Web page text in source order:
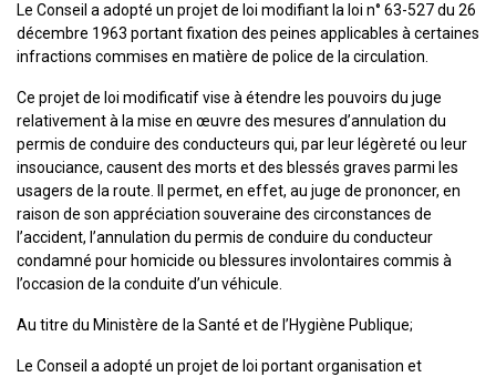
Le Conseil a adopté un projet de loi modifiant la loi n° 63-527 du 26
décembre 1963 portant fixation des peines applicables à certaines
infractions commises en matière de police de la circulation.
Ce projet de loi modificatif vise à étendre les pouvoirs du juge
relativement à la mise en œuvre des mesures d’annulation du
permis de conduire des conducteurs qui, par leur légèreté ou leur
insouciance, causent des morts et des blessés graves parmi les
usagers de la route. Il permet, en effet, au juge de prononcer, en
raison de son appréciation souveraine des circonstances de
l’accident, l’annulation du permis de conduire du conducteur
condamné pour homicide ou blessures involontaires commis à
l’occasion de la conduite d’un véhicule.
Au titre du Ministère de la Santé et de l’Hygiène Publique;
Le Conseil a adopté un projet de loi portant organisation et